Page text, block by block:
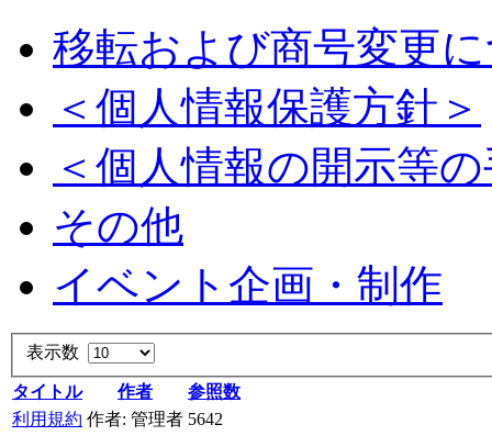
移転および商号変更
＜個人情報保護方針＞
＜個人情報の開示等
その他
イベント企画・制作
表示数
タイトル 作者
参照数
利用規約 作者: 管理者 5642